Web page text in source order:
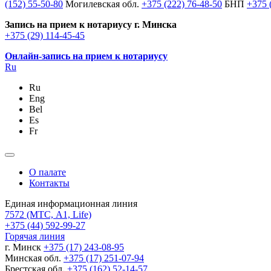
(152) 55-50-80 Могилевская обл. +375 (222) 76-48-50 БНП +375
Запись на прием к нотариусу г. Минска
+375 (29) 114-45-45
Онлайн-запись на прием к нотариусу
Ru
Ru
Eng
Bel
Es
Fr
О палате
Контакты
Единая информационная линия
7572 (МТС, A1, Life)
+375 (44) 592-99-27
Горячая линия
г. Минск +375 (17) 243-08-95
Минская обл. +375 (17) 251-07-94
Брестская обл. +375 (162) 52-14-57